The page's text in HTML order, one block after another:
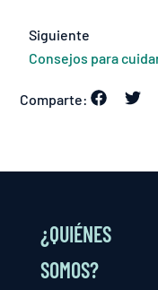
Siguiente
Comparte:
¿QUIÉNES
SOMOS?